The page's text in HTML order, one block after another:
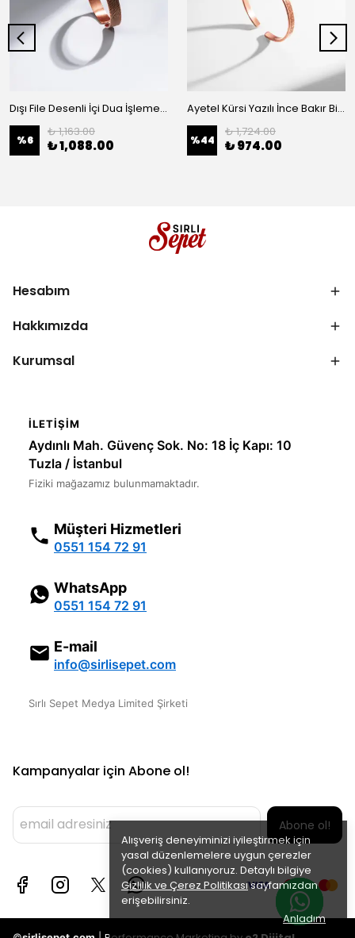
Alışveriş deneyiminizi iyileştirmek için
yasal düzenlemelere uygun çerezler
(cookies) kullanıyoruz. Detaylı bilgiye
Gizlilik ve Çerez Politikasısayfamızdan
erişebilirsiniz.
Anladım
Dışı File Desenli İçi Dua İşlemeli Bakır Bilezik
%6
₺ 1,163.00
₺ 1,088.00
Ayetel Kürsi Yazılı İnce Bakır Bilezik
%44
₺ 1,724.00
₺ 974.00
Hesabım
Hakkımızda
Kurumsal
İLETIŞIM
Aydınlı Mah. Güvenç Sok. No: 18 İç Kapı: 10
Tuzla / İstanbul
Fiziki mağazamız bulunmamaktadır.
Müşteri Hizmetleri
0551 154 72 91
WhatsApp
0551 154 72 91
E-mail
info@sirlisepet.com
Sırlı Sepet Medya Limited Şirketi
Kampanyalar için Abone ol!
Abone ol!